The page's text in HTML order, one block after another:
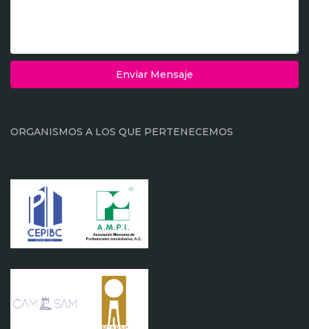
Enviar Mensaje
ORGANISMOS A LOS QUE PERTENECEMOS